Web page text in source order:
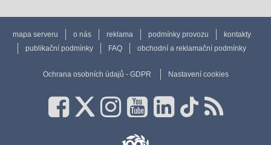
mapa serveru o nás reklama podmínky provozu
kontakty
publikační podmínky
FAQ obchodní a reklamační podmínky
Ochrana osobních údajů - GDPR Nastavení cookies